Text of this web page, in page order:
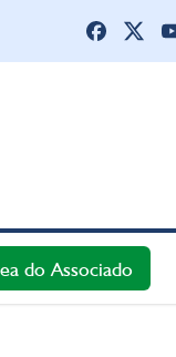
do Associado